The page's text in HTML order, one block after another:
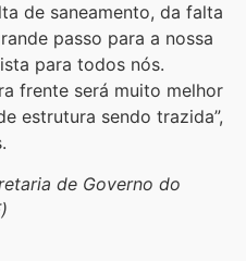
de saneamento, da falta
passo para a nossa
para todos nós.
frente será muito melhor
estrutura sendo trazida”,
de Governo do